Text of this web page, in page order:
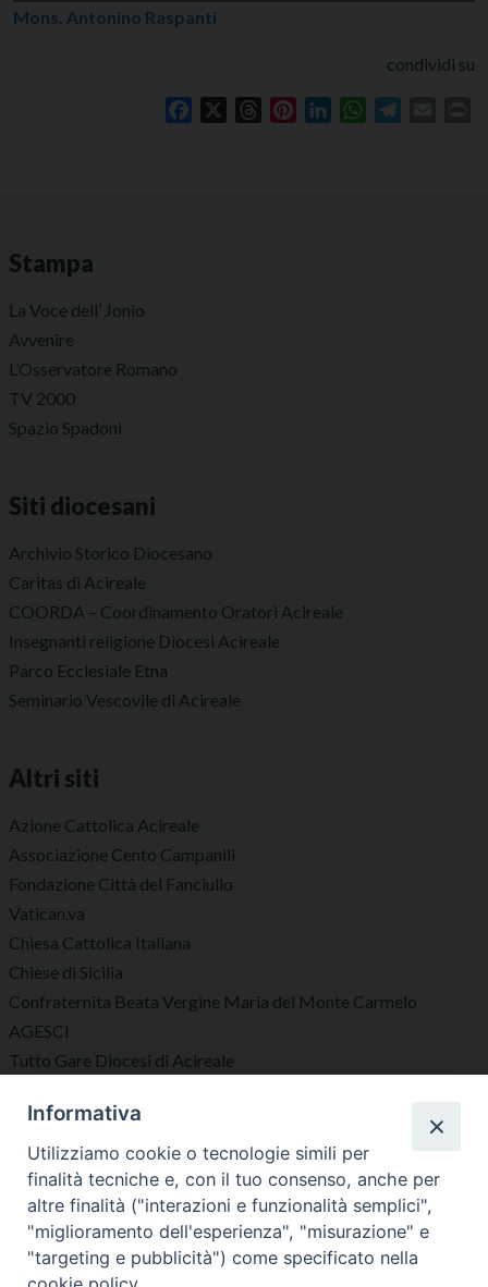
Mons. Antonino Raspanti
condividi su
Facebook ThreadsPinterestLinkedInWhatsApp
Stampa
La Voce dell’ Jonio
Avvenire
L’Osservatore Romano
TV 2000
Spazio Spadoni
Siti diocesani
Archivio Storico Diocesano
Caritas di Acireale
COORDA – Coordinamento Oratori Acireale
Insegnanti religione Diocesi Acireale
Parco Ecclesiale Etna
Seminario Vescovile di Acireale
Altri siti
Azione Cattolica Acireale
Associazione Cento Campanili
Fondazione Città del Fanciullo
Vatican.va
Chiesa Cattolica Italiana
Chiese di Sicilia
Confraternita Beata Vergine Maria del Monte Carmelo
AGESCI
Tutto Gare Diocesi di Acireale
Informativa
Utilizziamo cookie o tecnologie simili per
finalità tecniche e, con il tuo consenso, anche per
altre finalità ("interazioni e funzionalità semplici",
"miglioramento dell'esperienza", "misurazione" e
"targeting e pubblicità") come specificato nella